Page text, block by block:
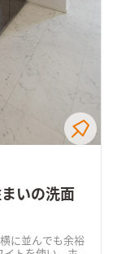
いの洗面
に並んでも余裕